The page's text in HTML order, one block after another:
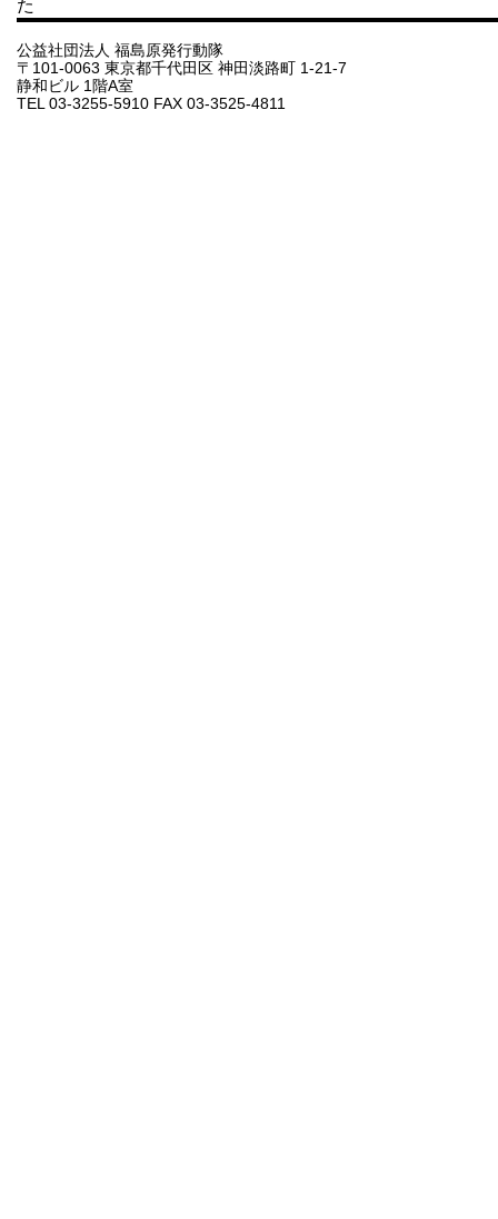
た
公益社団法人 福島原発行動隊
〒101-0063 東京都千代田区 神田淡路町 1-21-7
静和ビル 1階A室
TEL 03-3255-5910 FAX 03-3525-4811